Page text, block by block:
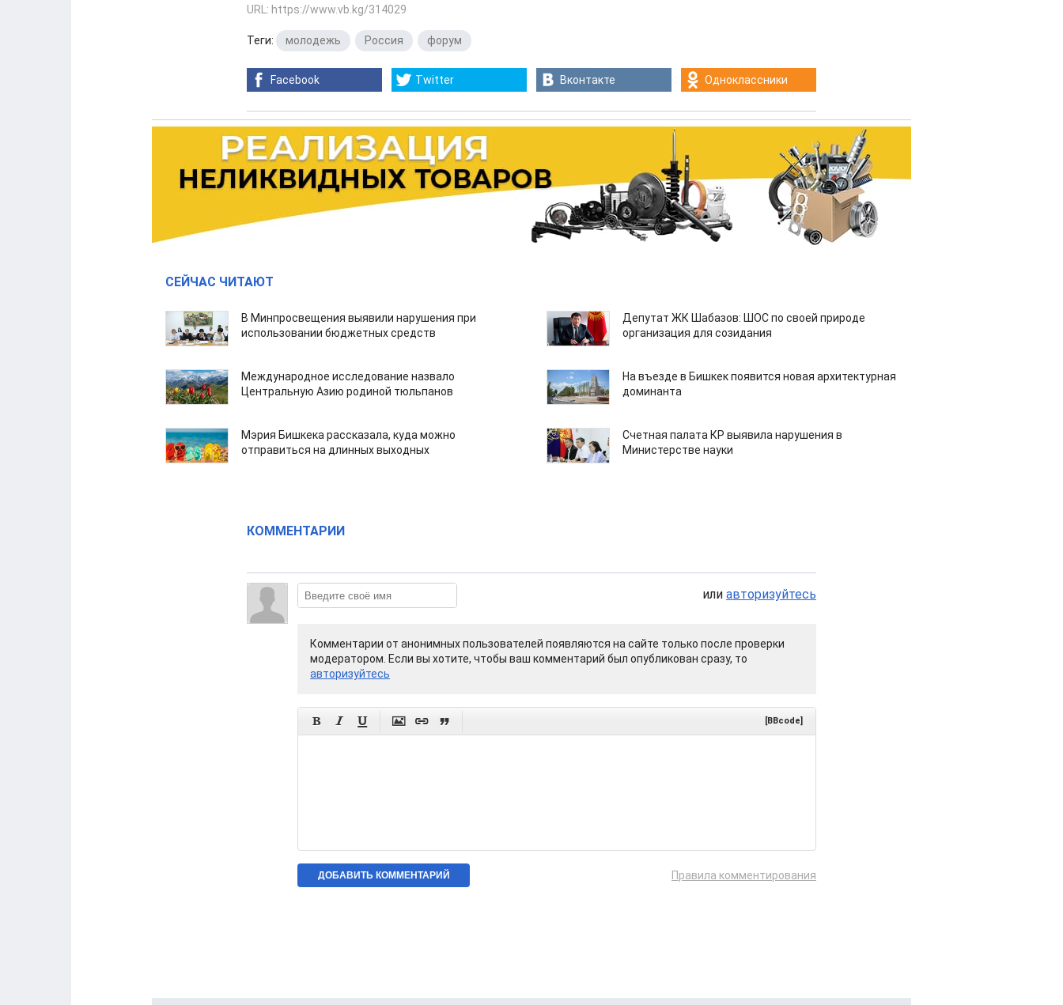
URL: https://www.vb.kg/314029
Теги: молодежь Россия форум
Facebook Twitter Вконтакте Одноклассники
СЕЙЧАС ЧИТАЮТ
В Минпросвещения выявили нарушения при
использовании бюджетных средств
Депутат ЖК Шабазов: ШОС по своей природе
организация для созидания
Международное исследование назвало
Центральную Азию родиной тюльпанов
На въезде в Бишкек появится новая архитектурная
доминанта
Мэрия Бишкека рассказала, куда можно
отправиться на длинных выходных
Счетная палата КР выявила нарушения в
Министерстве науки
КОММЕНТАРИИ
или авторизуйтесь
Комментарии от анонимных пользователей появляются на сайте только после проверки
модератором. Если вы хотите, чтобы ваш комментарий был опубликован сразу, то
авторизуйтесь
      [BBcode]
Правила комментирования